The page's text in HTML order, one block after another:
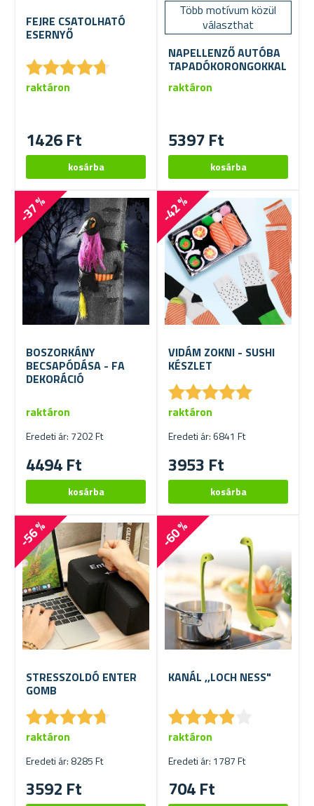
FEJRE CSATOLHATÓ
ESERNYŐ
★★★★★
★★★★★
1426 Ft
raktáron
Több motívum közül
választhat
NAPELLENZŐ AUTÓBA
TAPADÓKORONGOKKAL
5397 Ft
raktáron
-37 %
BOSZORKÁNY
BECSAPÓDÁSA - FA
DEKORÁCIÓ
Eredeti ár: 7202 Ft
4494 Ft
raktáron
-42 %
VIDÁM ZOKNI - SUSHI
KÉSZLET
★★★★★
★★★★★
Eredeti ár: 6841 Ft
3953 Ft
raktáron
-56 %
STRESSZOLDÓ ENTER
GOMB
★★★★★
★★★★★
Eredeti ár: 8285 Ft
3592 Ft
raktáron
-60 %
KANÁL ,,LOCH NESS"
★★★★
★★★★
Eredeti ár: 1787 Ft
704 Ft
raktáron